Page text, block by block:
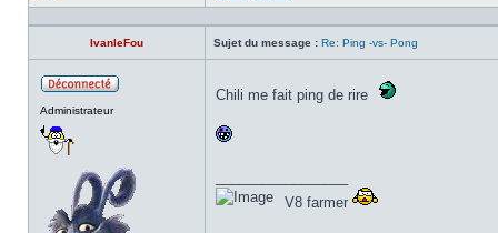
Profil
IvanleFou Sujet du message : Re: Ping -vs- Pong
Administrateur
Chili me fait ping de rire
V8 farmer